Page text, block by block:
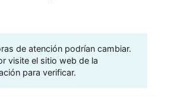
de atención podrían cambiar.
visite el sitio web de la
para verificar.